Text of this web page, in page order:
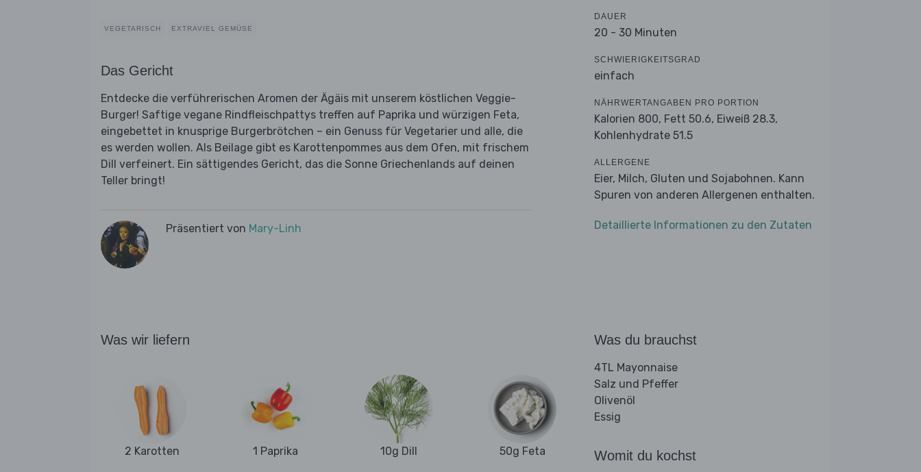
VEGETARISCH EXTRAVIEL GEMÜSE
Das Gericht
Entdecke die verführerischen Aromen der Ägäis mit unserem köstlichen Veggie-
Burger! Saftige vegane Rindfleischpattys treffen auf Paprika und würzigen Feta,
eingebettet in knusprige Burgerbrötchen – ein Genuss für Vegetarier und alle, die
es werden wollen. Als Beilage gibt es Karottenpommes aus dem Ofen, mit frischem
Dill verfeinert. Ein sättigendes Gericht, das die Sonne Griechenlands auf deinen
Teller bringt!
Präsentiert von Mary-Linh
DAUER
20 - 30 Minuten
SCHWIERIGKEITSGRAD
einfach
NÄHRWERTANGABEN PRO PORTION
Kalorien 800, Fett 50.6, Eiweiß 28.3,
Kohlenhydrate 51.5
ALLERGENE
Eier, Milch, Gluten und Sojabohnen. Kann
Spuren von anderen Allergenen enthalten.
Detaillierte Informationen zu den Zutaten
Was wir liefern
2 Karotten 1 Paprika 10g Dill 50g Feta
Was du brauchst
4TL Mayonnaise
Salz und Pfeffer
Olivenöl
Essig
Womit du kochst